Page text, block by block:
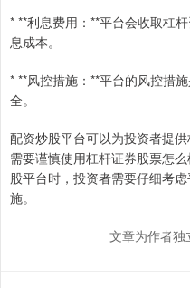
* **利息费用：**平台会收取杠
息成本。
* **风控措施：**平台的风控措
全。
配资炒股平台可以为投资者提
需要谨慎使用杠杆证券股票怎
股平台时，投资者需要仔细考
施。
文章为作者独